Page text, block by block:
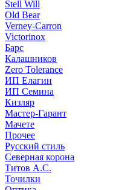
Stell Will
Old Bear
Verney-Carron
Victorinox
Барс
Калашников
Zero Tolerance
ИП Елагин
ИП Семина
Кизляр
Мастер-Гарант
Мачете
Прочее
Русский стиль
Северная корона
Титов А.С.
Точилки